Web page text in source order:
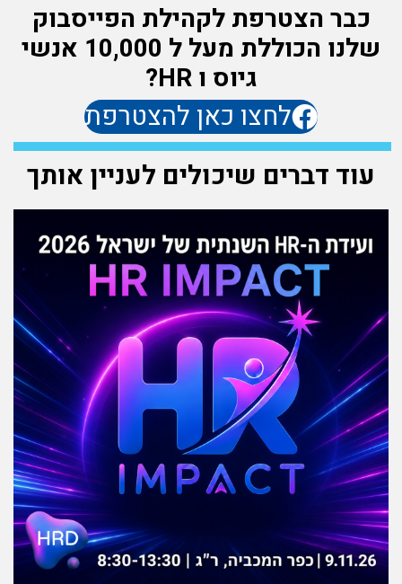
כבר הצטרפת לקהילת הפייסבוק
שלנו הכוללת מעל ל 10,000 אנשי
גיוס ו HR?
לחצו כאן להצטרפת
עוד דברים שיכולים לעניין אותך